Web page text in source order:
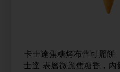
卡士達焦糖烤布蕾可麗餅
士達 表層微脆焦糖香，內